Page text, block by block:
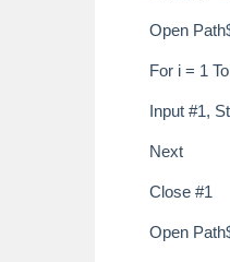
Open
For i = 1
Input #1,
Next
Close #1
Open